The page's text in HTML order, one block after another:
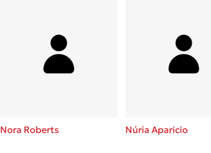
Nora Roberts
Núria Aparicio